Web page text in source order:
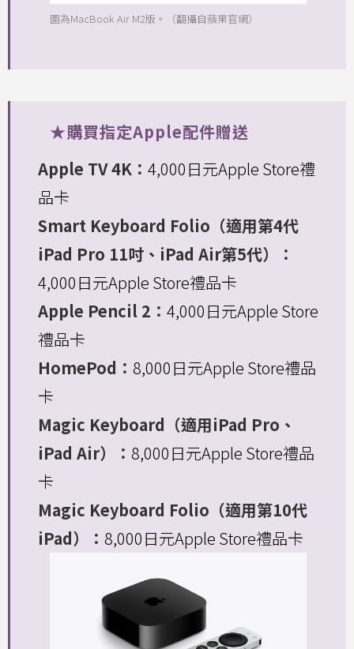
圖為MacBook Air M2版。（翻攝自蘋果官網）
★購買指定Apple配件贈送
Apple TV 4K： 4,000日元Apple Store禮
品卡
Smart Keyboard Folio（適用第4代
iPad Pro 11吋、iPad Air第5代）：
4,000日元Apple Store禮品卡
Apple Pencil 2： 4,000日元Apple Store
禮品卡
HomePod： 8,000日元Apple Store禮品
卡
Magic Keyboard（適用iPad Pro、
iPad Air）： 8,000日元Apple Store禮品
卡
Magic Keyboard Folio（適用第10代
iPad）： 8,000日元Apple Store禮品卡